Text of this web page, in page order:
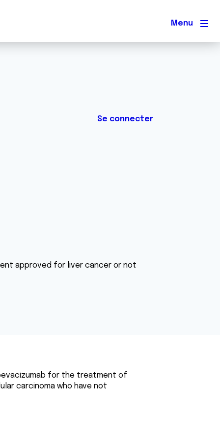
Menu
Se connecter
approved for liver cancer or not
for the treatment of
carcinoma who have not